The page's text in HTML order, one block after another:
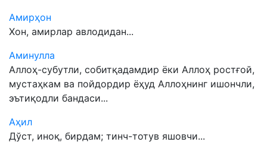
Амирҳон
Хон, амирлар авлодидан...
Аминулла
Аллоҳ-субутли, собитқадамдир ёки Аллоҳ ростғой,
мустаҳкам ва пойдордир ёҳуд Аллоҳнинг ишончли,
эътиқодли бандаси...
Аҳил
Дўст, иноқ, бирдам; тинч-тотув яшовчи...